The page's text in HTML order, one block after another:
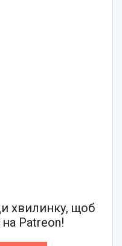
хвилинку, щоб
Patreon!